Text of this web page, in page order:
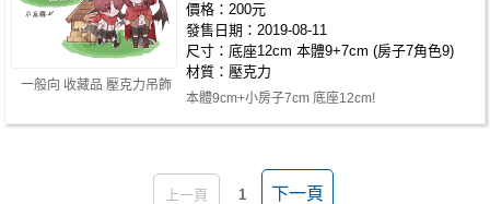
一般向 收藏品 壓克力吊飾
價格：200元
發售日期：2019-08-11
尺寸：底座12cm 本體9+7cm (房子7角色9)
材質：壓克力
本體9cm+小房子7cm 底座12cm!
上一頁 1 下一頁